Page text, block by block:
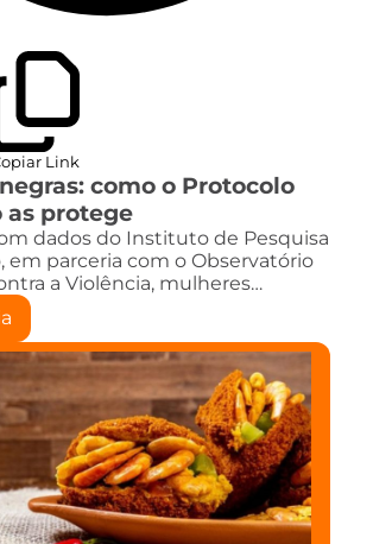
Link
como o Protocolo
as protege
dados do Instituto de Pesquisa
em parceria com o Observatório
a Violência, mulheres…